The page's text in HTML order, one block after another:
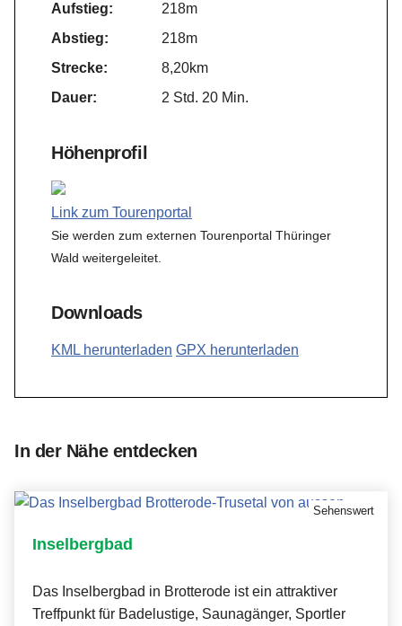
Aufstieg:
218m
Abstieg:
218m
Strecke:
8,20km
Dauer:
2 Std. 20 Min.
Höhenprofil
Link zum Tourenportal
Sie werden zum externen Tourenportal Thüringer
Wald weitergeleitet.
Downloads
KML herunterladen GPX herunterladen
In der Nähe entdecken
Sehenswert
Inselbergbad
Das Inselbergbad in Brotterode ist ein attraktiver
Treffpunkt für Badelustige, Saunagänger, Sportler